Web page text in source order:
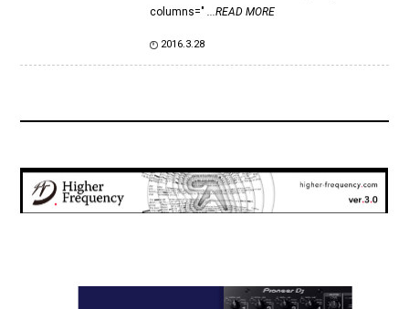
columns=" ...READ MORE
2016.3.28